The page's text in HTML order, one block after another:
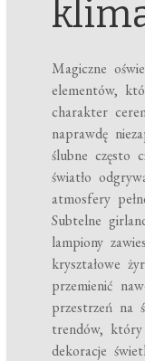
Magiczne
elementów,
charakter
naprawdę
ślubne często
światło
atmosfery
Subtelne
lampiony
kryształowe
przemienić
przestrzeń na
trendów, który
dekoracje